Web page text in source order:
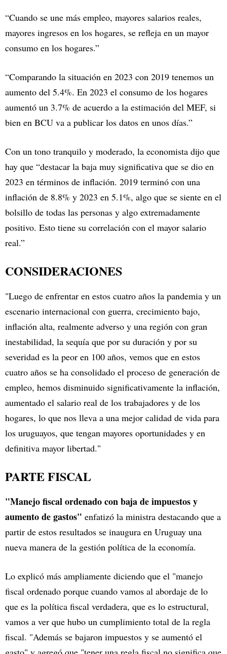
“Cuando se une más empleo, mayores salarios reales,
mayores ingresos en los hogares, se refleja en un mayor
consumo en los hogares.”
“Comparando la situación en 2023 con 2019 tenemos un
aumento del 5.4%. En 2023 el consumo de los hogares
aumentó un 3.7% de acuerdo a la estimación del MEF, si
bien en BCU va a publicar los datos en unos días.”
Con un tono tranquilo y moderado, la economista dijo que
hay que “destacar la baja muy significativa que se dio en
2023 en términos de inflación. 2019 terminó con una
inflación de 8.8% y 2023 en 5.1%, algo que se siente en el
bolsillo de todas las personas y algo extremadamente
positivo. Esto tiene su correlación con el mayor salario
real.”
CONSIDERACIONES
"Luego de enfrentar en estos cuatro años la pandemia y un
escenario internacional con guerra, crecimiento bajo,
inflación alta, realmente adverso y una región con gran
inestabilidad, la sequía que por su duración y por su
severidad es la peor en 100 años, vemos que en estos
cuatro años se ha consolidado el proceso de generación de
empleo, hemos disminuido significativamente la inflación,
aumentado el salario real de los trabajadores y de los
hogares, lo que nos lleva a una mejor calidad de vida para
los uruguayos, que tengan mayores oportunidades y en
definitiva mayor libertad."
PARTE FISCAL
"Manejo fiscal ordenado con baja de impuestos y
aumento de gastos" enfatizó la ministra destacando que a
partir de estos resultados se inaugura en Uruguay una
nueva manera de la gestión política de la economía.
Lo explicó más ampliamente diciendo que el "manejo
fiscal ordenado porque cuando vamos al abordaje de lo
que es la política fiscal verdadera, que es lo estructural,
vamos a ver que hubo un cumplimiento total de la regla
fiscal. "Además se bajaron impuestos y se aumentó el